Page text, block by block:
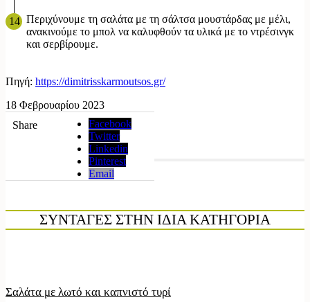
Περιχύνουμε τη σαλάτα με τη σάλτσα μουστάρδας με μέλι,
ανακινούμε το μπολ να καλυφθούν τα υλικά με το ντρέσινγκ
και σερβίρουμε.
Πηγή: https://dimitrisskarmoutsos.gr/
18 Φεβρουαρίου 2023
Share
Facebook
Twitter
Linkedin
Pinterest
Email
ΣΥΝΤΑΓΕΣ ΣΤΗΝ ΙΔΙΑ ΚΑΤΗΓΟΡΙΑ
Σαλάτα με λωτό και καπνιστό τυρί